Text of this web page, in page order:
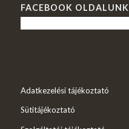
FACEBOOK OLDALUNK
Adatkezelési tájékoztató
Sütitájékoztató